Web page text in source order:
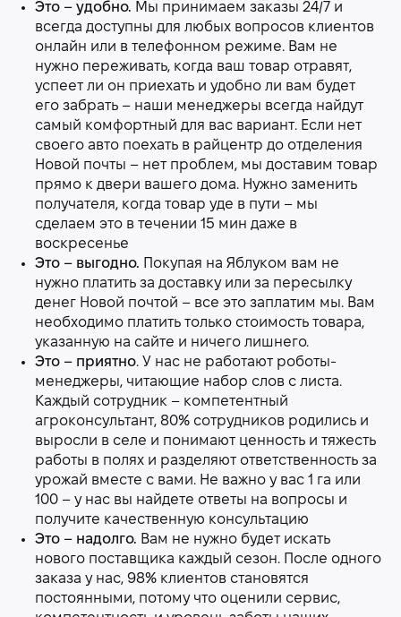
Это – удобно. Мы принимаем заказы 24/7 и
всегда доступны для любых вопросов клиентов
онлайн или в телефонном режиме. Вам не
нужно переживать, когда ваш товар отравят,
успеет ли он приехать и удобно ли вам будет
его забрать – наши менеджеры всегда найдут
самый комфортный для вас вариант. Если нет
своего авто поехать в райцентр до отделения
Новой почты – нет проблем, мы доставим товар
прямо к двери вашего дома. Нужно заменить
получателя, когда товар уде в пути – мы
сделаем это в течении 15 мин даже в
воскресенье
Это – выгодно. Покупая на Яблуком вам не
нужно платить за доставку или за пересылку
денег Новой почтой – все это заплатим мы. Вам
необходимо платить только стоимость товара,
указанную на сайте и ничего лишнего.
Это – приятно. У нас не работают роботы-
менеджеры, читающие набор слов с листа.
Каждый сотрудник – компетентный
агроконсультант, 80% сотрудников родились и
выросли в селе и понимают ценность и тяжесть
работы в полях и разделяют ответственность за
урожай вместе с вами. Не важно у вас 1 га или
100 – у нас вы найдете ответы на вопросы и
получите качественную консультацию
Это – надолго. Вам не нужно будет искать
нового поставщика каждый сезон. После одного
заказа у нас, 98% клиентов становятся
постоянными, потому что оценили сервис,